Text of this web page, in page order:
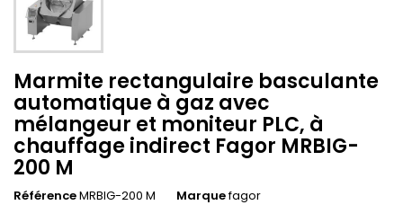
Marmite rectangulaire basculante
automatique à gaz avec
mélangeur et moniteur PLC, à
chauffage indirect Fagor MRBIG-
200 M
RéférenceMRBIG-200 M Marquefagor